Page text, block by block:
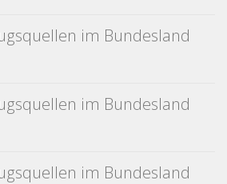
im Bundesland
im Bundesland
im Bundesland